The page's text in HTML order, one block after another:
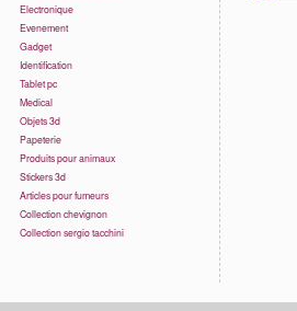
Electronique
Evenement
Gadget
Identification
Tablet pc
Medical
Objets 3d
Papeterie
Produits pour animaux
Stickers 3d
Articles pour fumeurs
Collection chevignon
Collection sergio tacchini